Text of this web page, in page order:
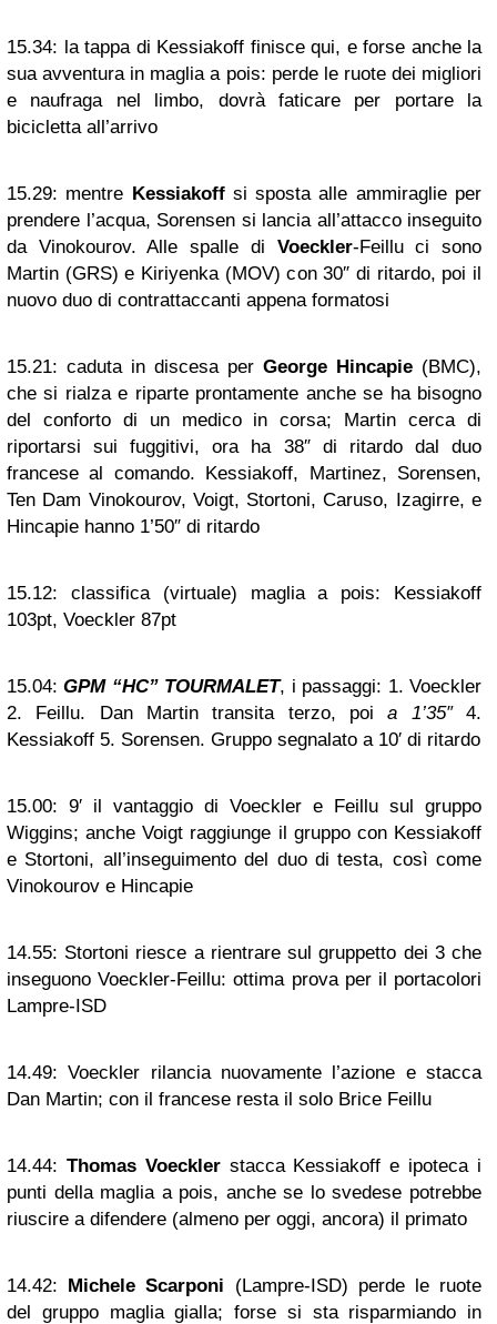
15.34: la tappa di Kessiakoff finisce qui, e forse anche la
sua avventura in maglia a pois: perde le ruote dei migliori
e naufraga nel limbo, dovrà faticare per portare la
bicicletta all’arrivo
15.29: mentre Kessiakoffsi sposta alle ammiraglie per
prendere l’acqua, Sorensen si lancia all’attacco inseguito
da Vinokourov. Alle spalle di Voeckler-Feillu ci sono
Martin (GRS) e Kiriyenka (MOV) con 30″ di ritardo, poi il
nuovo duo di contrattaccanti appena formatosi
15.21: caduta in discesa per George Hincapie (BMC),
che si rialza e riparte prontamente anche se ha bisogno
del conforto di un medico in corsa; Martin cerca di
riportarsi sui fuggitivi, ora ha 38″ di ritardo dal duo
francese al comando. Kessiakoff, Martinez, Sorensen,
Ten Dam Vinokourov, Voigt, Stortoni, Caruso, Izagirre, e
Hincapie hanno 1’50″ di ritardo
15.12: classifica (virtuale) maglia a pois: Kessiakoff
103pt, Voeckler 87pt
15.04: GPM “HC” TOURMALET, i passaggi: 1. Voeckler
2. Feillu. Dan Martin transita terzo, poia 1’35″4.
Kessiakoff 5. Sorensen. Gruppo segnalato a 10′ di ritardo
15.00: 9′ il vantaggio di Voeckler e Feillu sul gruppo
Wiggins; anche Voigt raggiunge il gruppo con Kessiakoff
e Stortoni, all’inseguimento del duo di testa, così come
Vinokourov e Hincapie
14.55: Stortoni riesce a rientrare sul gruppetto dei 3 che
inseguono Voeckler-Feillu: ottima prova per il portacolori
Lampre-ISD
14.49: Voeckler rilancia nuovamente l’azione e stacca
Dan Martin; con il francese resta il solo Brice Feillu
14.44: Thomas Voecklerstacca Kessiakoff e ipoteca i
punti della maglia a pois, anche se lo svedese potrebbe
riuscire a difendere (almeno per oggi, ancora) il primato
14.42: Michele Scarponi (Lampre-ISD) perde le ruote
del gruppo maglia gialla; forse si sta risparmiando in